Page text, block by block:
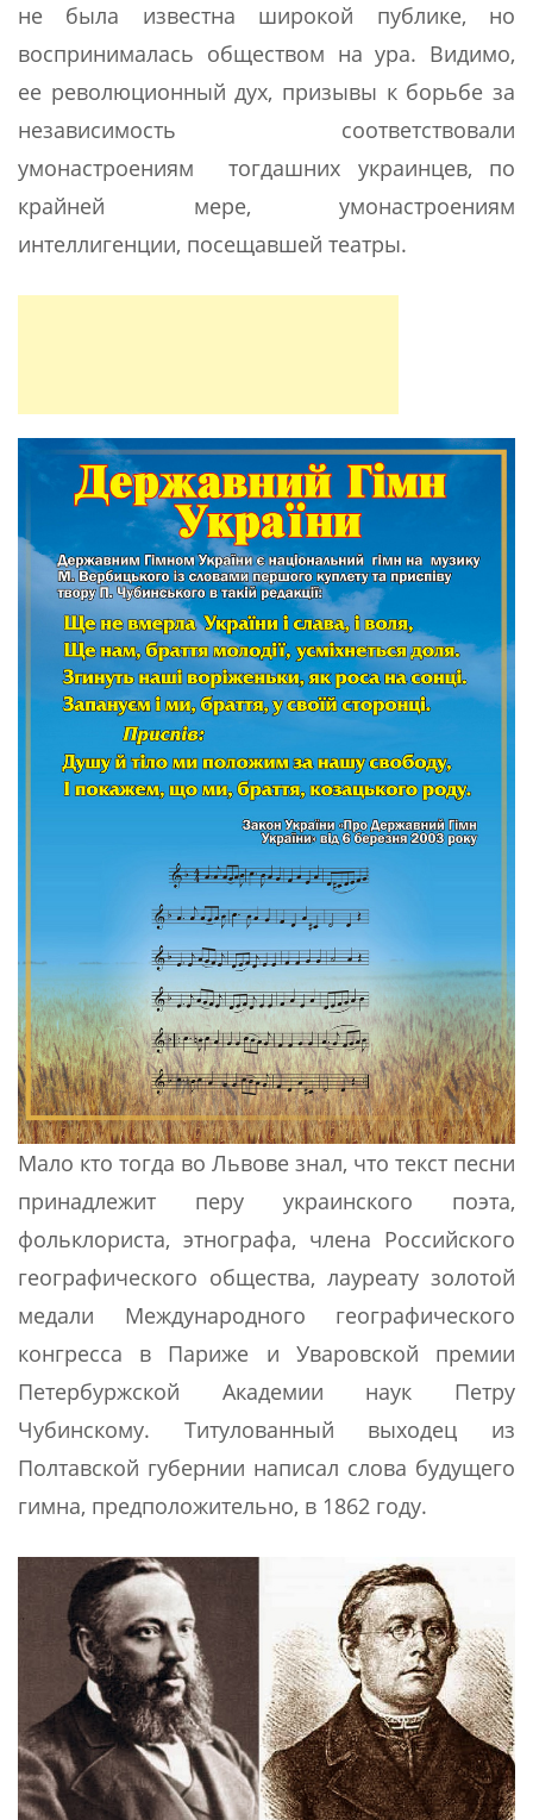
не была известна широкой публике, но
воспринималась обществом на ура. Видимо,
ее революционный дух, призывы к борьбе за
независимость соответствовали
умонастроениям тогдашних украинцев, по
крайней мере, умонастроениям
интеллигенции, посещавшей театры.
Мало кто тогда во Львове знал, что текст песни
принадлежит перу украинского поэта,
фольклориста, этнографа, члена Российского
географического общества, лауреату золотой
медали Международного географического
конгресса в Париже и Уваровской премии
Петербуржской Академии наук Петру
Чубинскому. Титулованный выходец из
Полтавской губернии написал слова будущего
гимна, предположительно, в 1862 году.